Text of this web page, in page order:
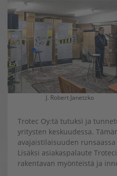
J. Robert Janetzko
Trotec Oy:tä tutuksi ja
yritysten keskuudessa.
avajaistilaisuuden
Lisäksi asiakaspalaute
rakentavan myönteistä ja